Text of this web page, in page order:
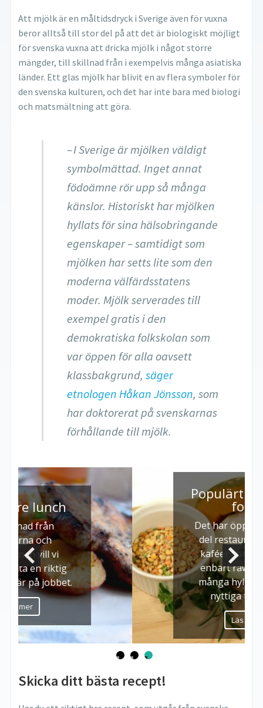
Att mjölk är en måltidsdryck i Sverige även för vuxna
beror alltså till stor del på att det är biologiskt möjligt
för svenska vuxna att dricka mjölk i något större
mängder, till skillnad från i exempelvis många asiatiska
länder. Ett glas mjölk har blivit en av flera symboler för
den svenska kulturen, och det har inte bara med biologi
och matsmältning att göra.
– I Sverige är mjölken väldigt
symbolmättad. Inget annat
födoämne rör upp så många
känslor. Historiskt har mjölken
hyllats för sina hälsobringande
egenskaper – samtidigt som
mjölken har setts lite som den
moderna välfärdsstatens
moder. Mjölk serverades till
exempel gratis i den
demokratiska folkskolan som
var öppen för alla oavsett
klassbakgrund,säger
etnologen Håkan Jönsson, som
har doktorerat på svenskarnas
förhållande till mjölk.
Populärt med raw
food
Det har öppnats en hel
del restauranger och
kaféer som serverar
enbart raw food och
många hyllar den här
nyttiga trenden.
Läs mer
Skicka ditt bästa recept!